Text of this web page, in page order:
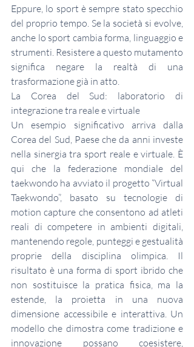
Eppure, lo sport è sempre stato specchio
del proprio tempo. Se la società si evolve,
anche lo sport cambia forma, linguaggio e
strumenti. Resistere a questo mutamento
significa negare la realtà di una
trasformazione già in atto.
La Corea del Sud: laboratorio di
integrazione tra reale e virtuale
Un esempio significativo arriva dalla
Corea del Sud, Paese che da anni investe
nella sinergia tra sport reale e virtuale. È
qui che la federazione mondiale del
taekwondo ha avviato il progetto “Virtual
Taekwondo”, basato su tecnologie di
motion capture che consentono ad atleti
reali di competere in ambienti digitali,
mantenendo regole, punteggi e gestualità
proprie della disciplina olimpica. Il
risultato è una forma di sport ibrido che
non sostituisce la pratica fisica, ma la
estende, la proietta in una nuova
dimensione accessibile e interattiva. Un
modello che dimostra come tradizione e
innovazione possano coesistere,